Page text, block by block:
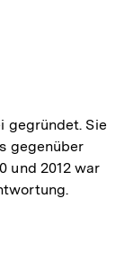
gegründet. Sie
gegenüber
und 2012 war